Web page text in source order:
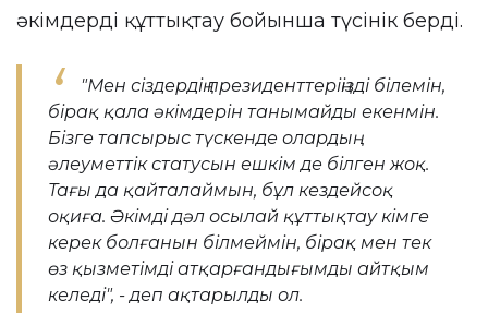
әкімдерді құттықтау бойынша түсінік берді.
"Мен сіздердің президенттеріңізді білемін,
бірақ қала әкімдерін танымайды екенмін.
Бізге тапсырыс түскенде олардың
әлеуметтік статусын ешкім де білген жоқ.
Тағы да қайталаймын, бұл кездейсоқ
оқиға. Әкімді дәл осылай құттықтау кімге
керек болғанын білмеймін, бірақ мен тек
өз қызметімді атқарғандығымды айтқым
келеді", - деп ақтарылды ол.